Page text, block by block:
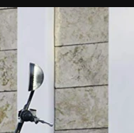
Открыть приложение